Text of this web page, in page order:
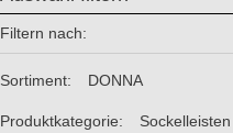
Filtern nach:
Sortiment: DONNA
Produktkategorie: Sockelleisten